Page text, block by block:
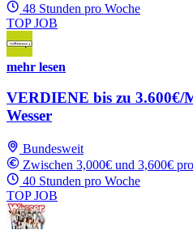
48 Stunden pro Woche
TOP JOB
mehr lesen
VERDIENE bis zu 3.600€/
Wesser
Bundesweit
Zwischen 3,000€ und 3,600€
40 Stunden pro Woche
TOP JOB